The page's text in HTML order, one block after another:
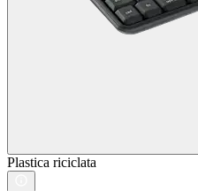
Plastica riciclata